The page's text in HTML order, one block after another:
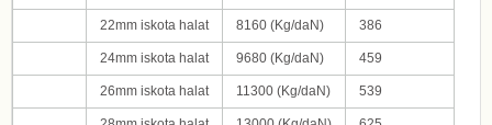
22mm iskota halat 8160 (Kg/daN) 386
24mm iskota halat 9680 (Kg/daN) 459
26mm iskota halat 11300 (Kg/daN) 539